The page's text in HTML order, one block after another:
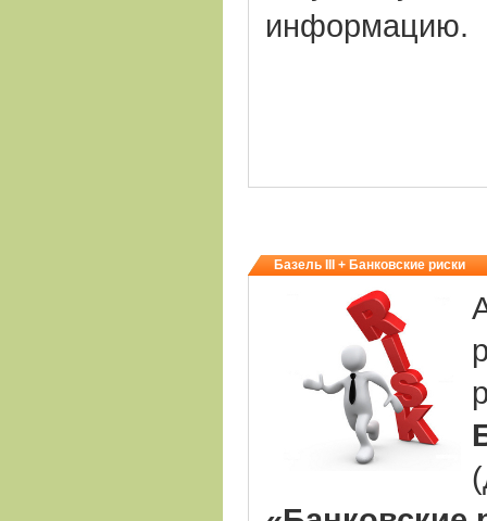
информацию.
Базель III + Банковские риски